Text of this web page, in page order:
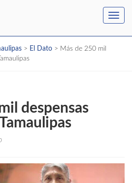
> El Dato > Más de 250 mil
despensas